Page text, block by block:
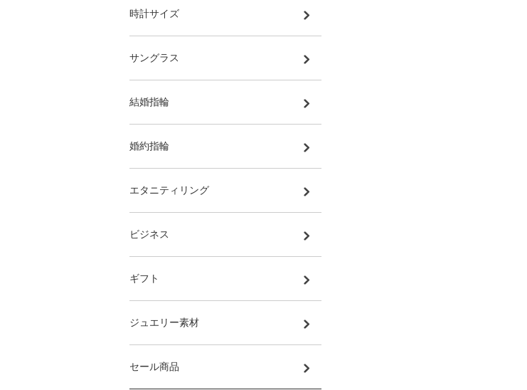
時計サイズ
サングラス
結婚指輪
婚約指輪
エタニティリング
ビジネス
ギフト
ジュエリー素材
セール商品